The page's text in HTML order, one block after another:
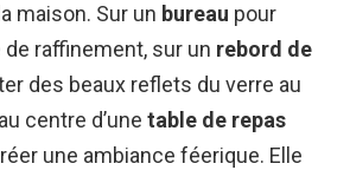
maison. Sur un bureau pour
raffinement, sur un rebord de
des beaux reflets du verre au
centre d’une table de repas
une ambiance féerique. Elle